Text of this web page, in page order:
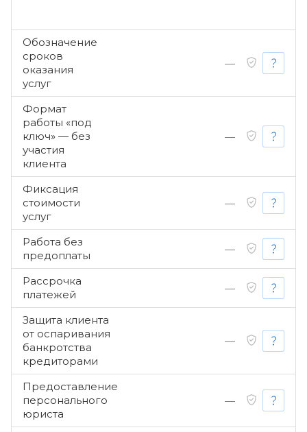
Обозначение
сроков
оказания
услуг
—
Формат
работы «под
ключ» — без
участия
клиента
—
Фиксация
стоимости
услуг
—
Работа без
предоплаты
—
Рассрочка
платежей
—
Защита клиента
от оспаривания
банкротства
кредиторами
—
Предоставление
персонального
юриста
—